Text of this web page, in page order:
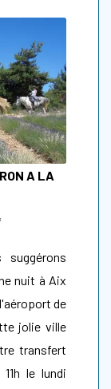
A LA
nuit à Aix
de
jolie ville
transfert
le lundi